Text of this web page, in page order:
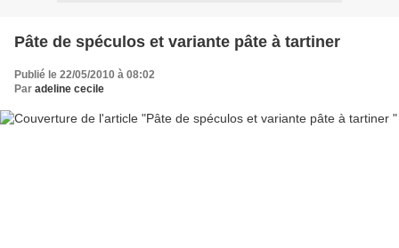
Pâte de spéculos et variante pâte à tartiner
Publié le 22/05/2010 à 08:02
Par adeline cecile